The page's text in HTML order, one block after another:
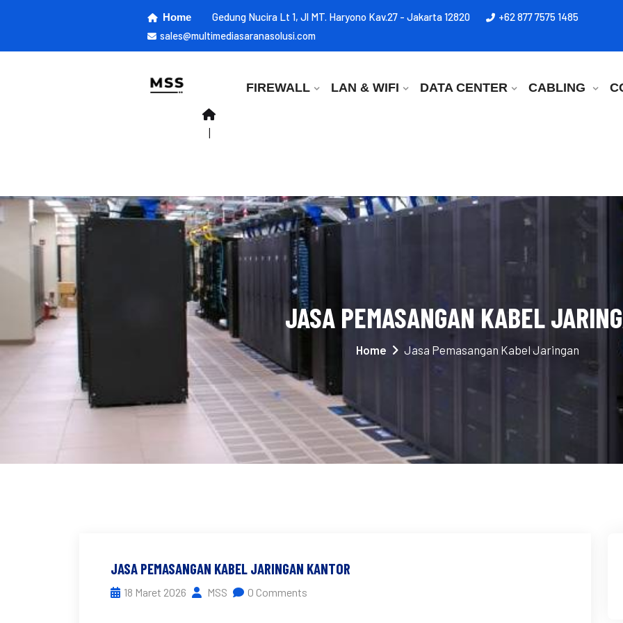
Home Gedung Nucira Lt 1, Jl MT. Haryono Kav.27 - Jakarta 12820
+62 877 7575 1485
sales@multimediasaranasolusi.com
FIREWALL LAN & WIFI DATA CENTER CABLING
JASA PEMASANGAN KABEL
Home Jasa Pemasangan Kabel Jaringan
JASA PEMASANGAN KABEL JARINGAN KANTOR
18 Maret 2026 MSS 0 Comments